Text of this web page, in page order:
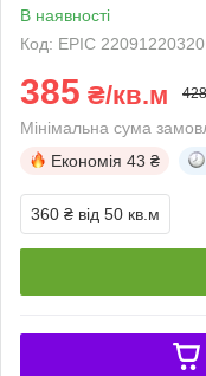
В наявності
Код: EPIC
385 ₴/кв.м
Мінімальна сума
Економія 43 ₴
360 ₴ від 50 кв.м